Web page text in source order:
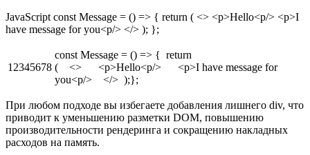
JavaScript const Message = () => { return ( <> <p>Hello<p/> <p>I
have message for you<p/> </> ); };
12345678
const Message = () => { return
( <> <p>Hello<p/> <p>I have message for
you<p/> </> );};
При любом подходе вы избегаете добавления лишнего div, что
приводит к уменьшению разметки DOM, повышению
производительности рендеринга и сокращению накладных
расходов на память.